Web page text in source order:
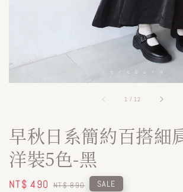
1 / 12
早秋日系簡約百搭細
洋裝5色-黑
Sale
NT$ 490 Regular
NT$ 890 SALE